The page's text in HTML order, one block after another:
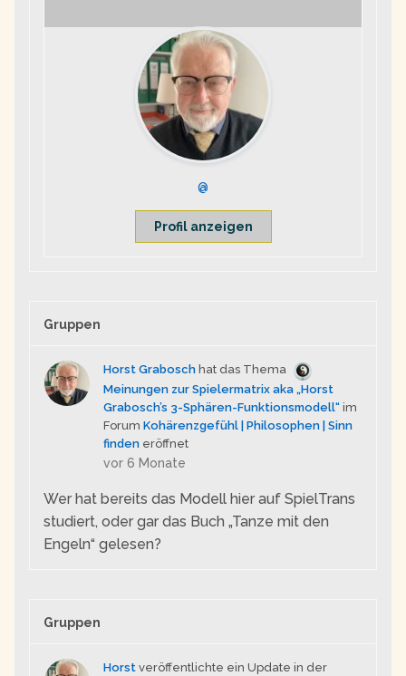
@
Profil anzeigen
Gruppen
Horst Grabosch hat das Thema
Meinungen zur Spielermatrix aka „Horst
Grabosch’s 3-Sphären-Funktionsmodell“ im
Forum Kohärenzgefühl | Philosophen | Sinn
finden eröffnet
vor 6 Monate
Wer hat bereits das Modell hier auf SpielTrans
studiert, oder gar das Buch „Tanze mit den
Engeln“ gelesen?
Gruppen
Horst veröffentlichte ein Update in der